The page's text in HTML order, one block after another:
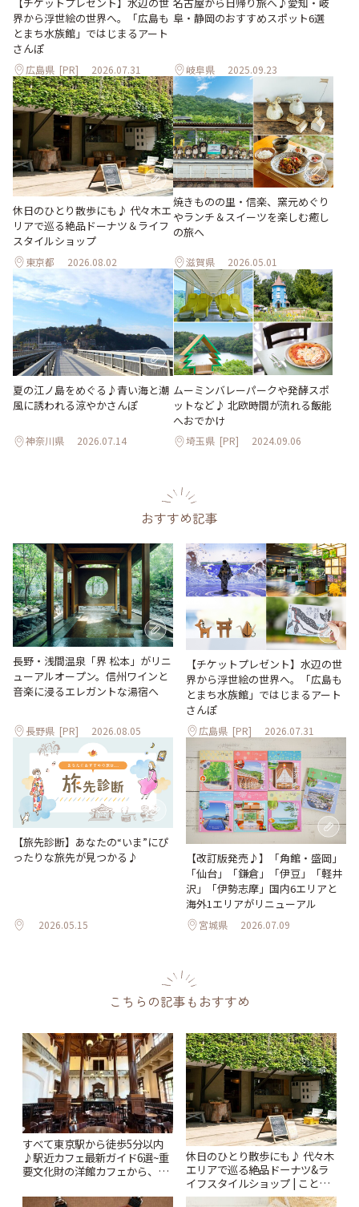
【チケットプレゼント】水辺の世
界から浮世絵の世界へ。「広島も
とまち水族館」ではじまるアート
さんぽ
広島県 [PR] 2026.07.31
名古屋から日帰り旅へ♪愛知・岐
阜・静岡のおすすめスポット6選
岐阜県 2025.09.23
休日のひとり散歩にも♪ 代々木エ
リアで巡る絶品ドーナツ＆ライフ
スタイルショップ
東京都 2026.08.02
焼きものの里・信楽、窯元めぐり
やランチ＆スイーツを楽しむ癒し
の旅へ
滋賀県 2026.05.01
夏の江ノ島をめぐる♪青い海と潮
風に誘われる涼やかさんぽ
神奈川県 2026.07.14
ムーミンバレーパークや発酵スポ
ットなど♪ 北欧時間が流れる飯能
へおでかけ
埼玉県 [PR] 2024.09.06
おすすめ記事
長野・浅間温泉「界 松本」がリニ
ューアルオープン。信州ワインと
音楽に浸るエレガントな湯宿へ
長野県 [PR] 2026.08.05
【チケットプレゼント】水辺の世
界から浮世絵の世界へ。「広島も
とまち水族館」ではじまるアート
さんぽ
広島県 [PR] 2026.07.31
【旅先診断】あなたの“いま”にぴ
ったりな旅先が見つかる♪
2026.05.15
【改訂版発売♪】「角館・盛岡」
「仙台」「鎌倉」「伊豆」「軽井
沢」「伊勢志摩」国内6エリアと
海外1エリアがリニューアル
宮城県 2026.07.09
こちらの記事もおすすめ
すべて東京駅から徒歩5分以内
♪駅近カフェ最新ガイド6選~重
要文化財の洋館カフェから、改
りっぷ
休日のひとり散歩にも♪ 代々木
エリアで巡る絶品ドーナツ&ラ
イフスタイルショップ | ことり
っぷ